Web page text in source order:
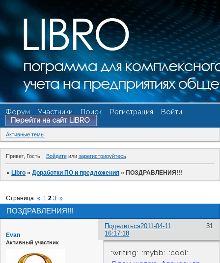
Форум Участники Поиск Регистрация
Войти
Перейти на сайт LIBRO
Активные темы
Привет, Гость! Войдитеили зарегистрируйтесь.
»Libro »Доработки ПО и предложения »ПОЗДРАВЛЕНИЯ!!!
ПОЗДРАВЛЕНИЯ!!!
Страница:« 1 2 3 »
Поделиться 31
2011-04-11
16:17:18
Evan
Активный участник
:writing: :mybb: :cool: